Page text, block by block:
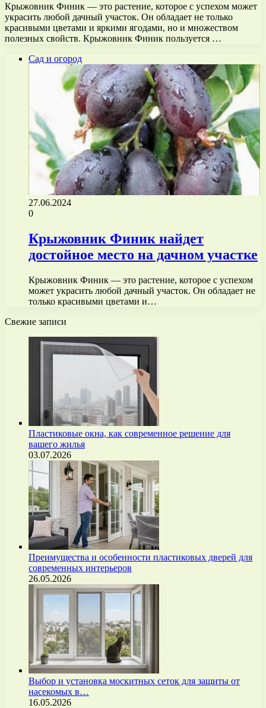
Крыжовник Финик — это растение, которое с успехом может
украсить любой дачный участок. Он обладает не только
красивыми цветами и яркими ягодами, но и множеством
полезных свойств. Крыжовник Финик пользуется …
Сад и огород
27.06.2024
0
Крыжовник Финик найдет
достойное место на дачном участке
Крыжовник Финик — это растение, которое с успехом
может украсить любой дачный участок. Он обладает не
только красивыми цветами и…
Свежие записи
Пластиковые окна, как современное решение для
вашего жилья
03.07.2026
Преимущества и особенности пластиковых дверей для
современных интерьеров
26.05.2026
Выбор и установка москитных сеток для защиты от
насекомых в…
16.05.2026